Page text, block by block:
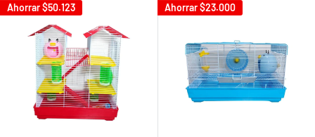
Ahorrar$50.123 Ahorrar$23.000